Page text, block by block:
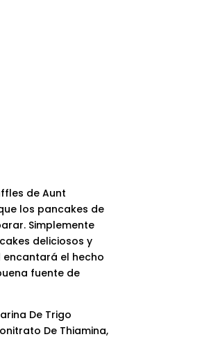
de Aunt
los pancakes de
Simplemente
deliciosos y
encantará el hecho
fuente de
De Trigo
De Thiamina,